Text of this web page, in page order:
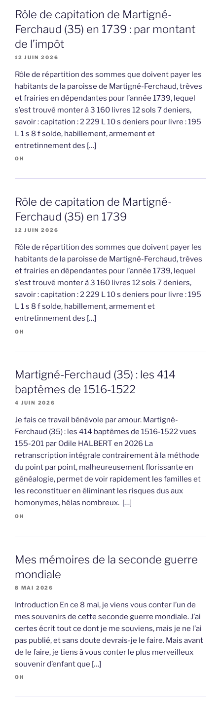
Rôle de capitation de Martigné-
Ferchaud (35) en 1739 : par montant
de l’impôt
12 JUIN 2026
Rôle de répartition des sommes que doivent payer les
habitants de la paroisse de Martigné-Ferchaud, trèves
et frairies en dépendantes pour l’année 1739, lequel
s’est trouvé monter à 3 160 livres 12 sols 7 deniers,
savoir : capitation : 2 229 L 10 s deniers pour livre : 195
L 1 s 8 f solde, habillement, armement et
entretinnement des […]
OH
Rôle de capitation de Martigné-
Ferchaud (35) en 1739
12 JUIN 2026
Rôle de répartition des sommes que doivent payer les
habitants de la paroisse de Martigné-Ferchaud, trèves
et frairies en dépendantes pour l’année 1739, lequel
s’est trouvé monter à 3 160 livres 12 sols 7 deniers,
savoir : capitation : 2 229 L 10 s deniers pour livre : 195
L 1 s 8 f solde, habillement, armement et
entretinnement des […]
OH
Martigné-Ferchaud (35) : les 414
baptêmes de 1516-1522
4 JUIN 2026
Je fais ce travail bénévole par amour. Martigné-
Ferchaud (35) : les 414 baptêmes de 1516-1522 vues
155-201 par Odile HALBERT en 2026 La
retranscription intégrale contrairement à la méthode
du point par point, malheureusement florissante en
généalogie, permet de voir rapidement les familles et
les reconstituer en éliminant les risques dus aux
homonymes, hélas nombreux. […]
OH
Mes mémoires de la seconde guerre
mondiale
8 MAI 2026
Introduction En ce 8 mai, je viens vous conter l’un de
mes souvenirs de cette seconde guerre mondiale. J’ai
certes écrit tout ce dont je me souviens, mais je ne l’ai
pas publié, et sans doute devrais-je le faire. Mais avant
de le faire, je tiens à vous conter le plus merveilleux
souvenir d’enfant que […]
OH